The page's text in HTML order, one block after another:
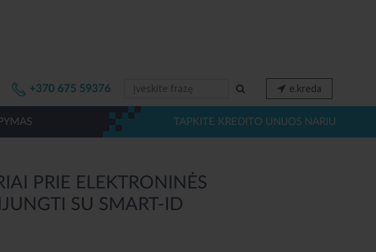
+370 675 59376 e.kreda
TAPKITE KREDITO UNIJOS NARIU
PRIE ELEKTRONINĖS
SU SMART-ID